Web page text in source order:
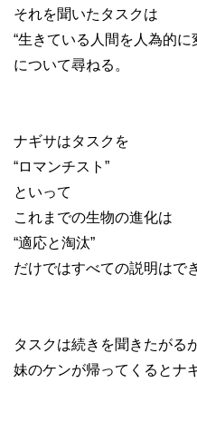
それを聞いたタスクは
“生きている人間を人為的に
について尋ねる。
ナギサはタスクを
“ロマンチスト”
といって
これまでの生物の進化は
“適応と淘汰”
だけではすべての説明はで
タスクは続きを聞きたがる
妹のケンが帰ってくるとナ